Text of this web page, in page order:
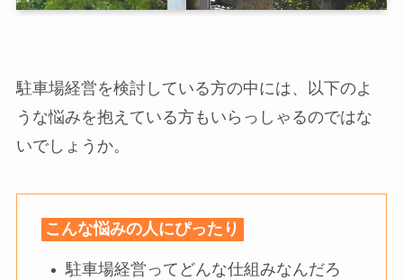
駐車場経営を検討している方の中には、以下のよ
うな悩みを抱えている方もいらっしゃるのではな
いでしょうか。
こんな悩みの人にぴったり
駐車場経営ってどんな仕組みなんだろ